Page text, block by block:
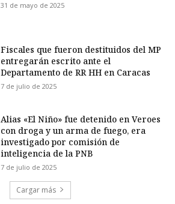
31 de mayo de 2025
Fiscales que fueron destituidos del MP
entregarán escrito ante el
Departamento de RR HH en Caracas
7 de julio de 2025
Alias «El Niño» fue detenido en Veroes
con droga y un arma de fuego, era
investigado por comisión de
inteligencia de la PNB
7 de julio de 2025
Cargar más